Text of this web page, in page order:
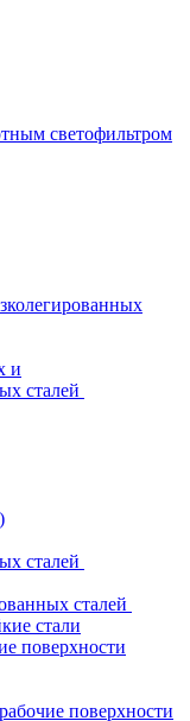
светофильтром
и
сталей
сталей
сталей
стали
поверхности
поверхности